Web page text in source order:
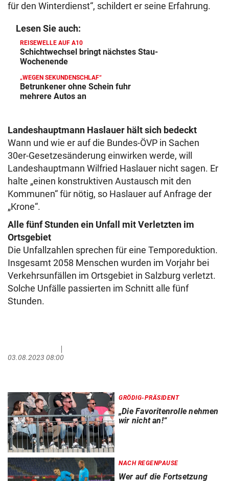
für den Winterdienst“, schildert er seine Erfahrung.
Lesen Sie auch:
REISEWELLE AUF A10
Schichtwechsel bringt nächstes Stau-
Wochenende
„WEGEN SEKUNDENSCHLAF“
Betrunkener ohne Schein fuhr
mehrere Autos an
Landeshauptmann Haslauer hält sich bedeckt
Wann und wie er auf die Bundes-ÖVP in Sachen
30er-Gesetzesänderung einwirken werde, will
Landeshauptmann Wilfried Haslauer nicht sagen. Er
halte „einen konstruktiven Austausch mit den
Kommunen“ für nötig, so Haslauer auf Anfrage der
„Krone“.
Alle fünf Stunden ein Unfall mit Verletzten im
Ortsgebiet
Die Unfallzahlen sprechen für eine Temporeduktion.
Insgesamt 2058 Menschen wurden im Vorjahr bei
Verkehrsunfällen im Ortsgebiet in Salzburg verletzt.
Solche Unfälle passierten im Schnitt alle fünf
Stunden.
03.08.2023 08:00
GRÖDIG-PRÄSIDENT
„Die Favoritenrolle nehmen
wir nicht an!“
NACH REGENPAUSE
Wer auf die Fortsetzung